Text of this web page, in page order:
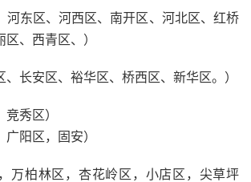
河东区、河西区、南开区、河北区、红桥
、西青区、）
长安区、裕华区、桥西区、新华区。）
秀区）
阳区，固安）
万柏林区，杏花岭区，小店区，尖草坪